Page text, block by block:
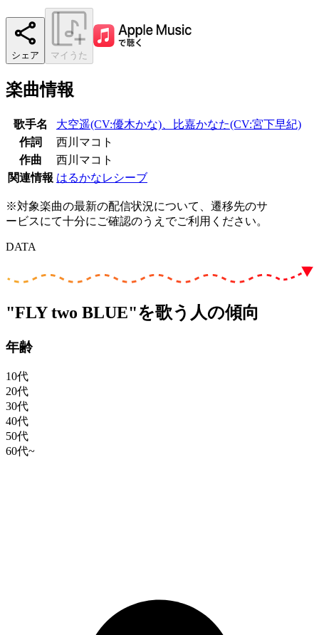
シェア マイうた
楽曲情報
歌手名
大空遥(CV:優木かな)、比嘉かなた(CV:宮下早紀)
作詞
西川マコト
作曲
西川マコト
関連情報 はるかなレシーブ
※対象楽曲の最新の配信状況について、遷移先のサ
ービスにて十分にご確認のうえでご利用ください。
DATA
"FLY two BLUE"を歌う人の傾向
年齢
10代
20代
30代
40代
50代
60代~